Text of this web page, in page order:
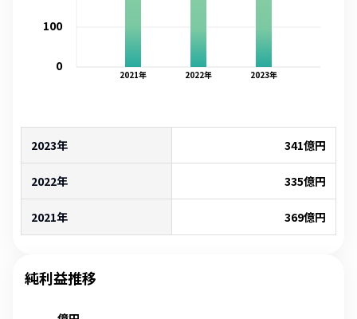
2021年 2022年 2023年
0
100
2023年 341億円
2022年 335億円
2021年 369億円
純利益推移